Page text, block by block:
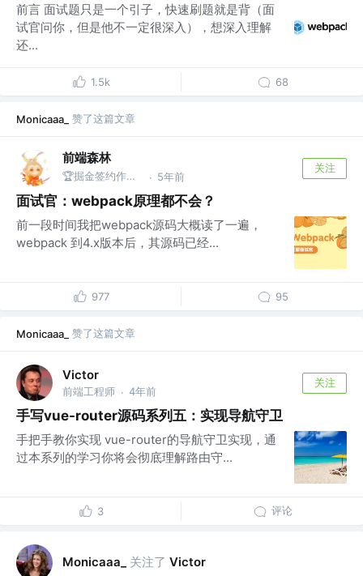
前言 面试题只是一个引子，快速刷题就是背（面
试官问你，但是他不一定很深入），想深入理解
还...
1.5k 68
Monicaaa_ 赞了这篇文章
前端森林
🏆掘金签约作者 | Coding、篮球、旅行 @Cosen · 5年前
关注
面试官：webpack原理都不会？
前一段时间我把webpack源码大概读了一遍，
webpack 到4.x版本后，其源码已经...
977 95
Monicaaa_ 赞了这篇文章
Victor
前端工程师 · 4年前
关注
手写vue-router源码系列五：实现导航守卫
手把手教你实现 vue-router的导航守卫实现，通
过本系列的学习你将会彻底理解路由守...
3 评论
Monicaaa_ 关注了 Victor